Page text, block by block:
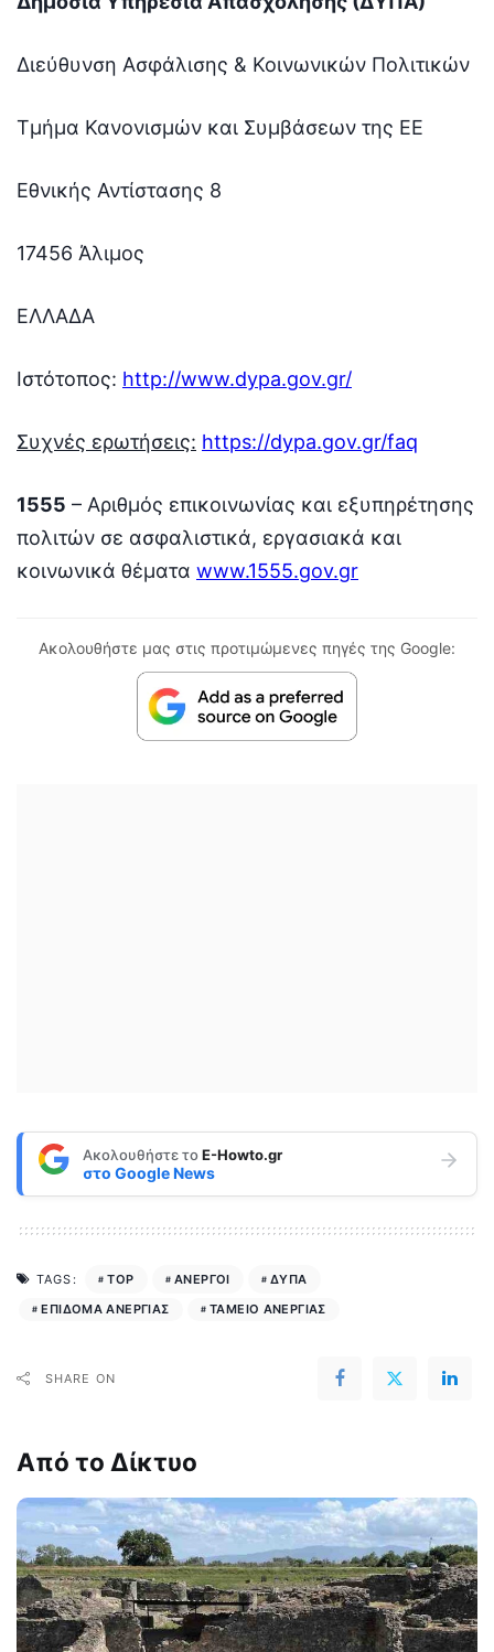
Διεύθυνση Ασφάλισης & Κοινωνικών Πολιτικών
Τμήμα Κανονισμών και Συμβάσεων της ΕΕ
Εθνικής Αντίστασης 8
17456 Άλιμος
ΕΛΛΑΔΑ
Ιστότοπος: http://www.dypa.gov.gr/
Συχνές ερωτήσεις: https://dypa.gov.gr/faq
1555 – Αριθμός επικοινωνίας και εξυπηρέτησης
πολιτών σε ασφαλιστικά, εργασιακά και
κοινωνικά θέματα www.1555.gov.gr
Ακολουθήστε μας στις προτιμώμενες πηγές της Google:
Ακολουθήστε τοE-Howto.gr
στο Google News
TAGS: TOP ΑΝΕΡΓΟΙ
ΔΥΠΑ
ΕΠΙΔΟΜΑ ΑΝΕΡΓΙΑΣ
ΤΑΜΕΙΟ ΑΝΕΡΓΙΑΣ
SHARE ON
Από το Δίκτυο